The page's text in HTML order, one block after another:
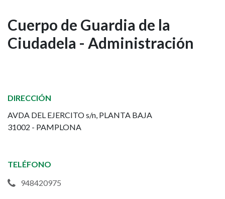
Cuerpo
de
de
la
Ciudadela
Administración
Cuerpo de Guardia de la
Ciudadela - Administración
DIRECCIÓN
AVDA DEL EJERCITO s/n, PLANTA BAJA
31002 - PAMPLONA
TELÉFONO
948420975